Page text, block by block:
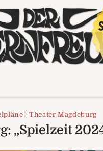
Theater Magdeburg
„Spielzeit